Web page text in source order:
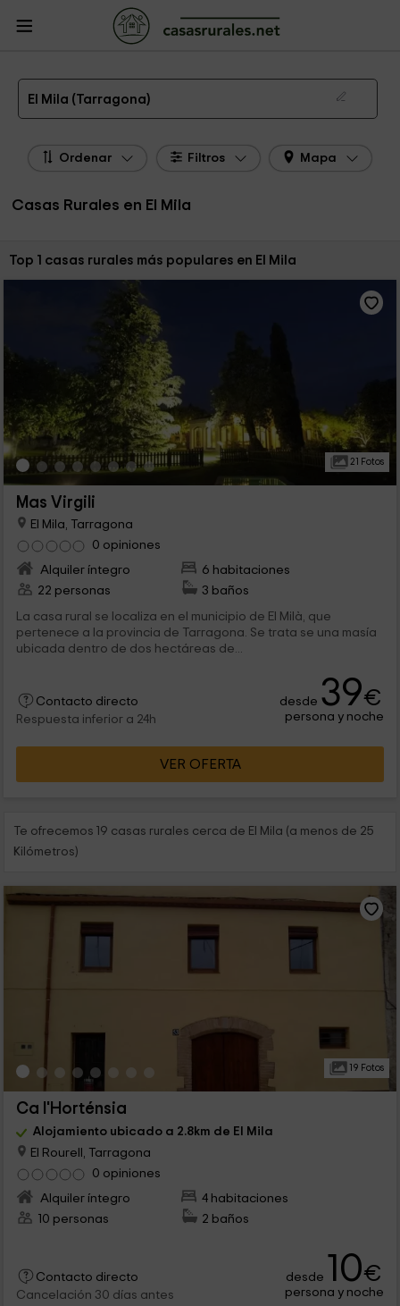
Casas Rurales
Tarragona
Casas Rurales El Mila
Las 1 mejores casas rurales en El Mila de 2026
El Mila (Tarragona)
Ordenar Filtros Mapa
Casas Rurales en El Mila
Ordenar por:
Top 1 casas rurales más populares en El Mila
21 Fotos
Mas Virgili
El Mila, Tarragona
0 opiniones
Alquiler íntegro
6 habitaciones
22 personas
3 baños
La casa rural se localiza en el municipio de El Milà, que
pertenece a la provincia de Tarragona. Se trata se una masía
ubicada dentro de dos hectáreas de...
Contacto directo
Respuesta inferior a 24h
desde 39€
persona y noche
VER OFERTA
Te ofrecemos 19 casas rurales cerca de El Mila (a menos de 25
Kilómetros)
19 Fotos
Ca l'Horténsia
Alojamiento ubicado a 2.8km de El Mila
El Rourell, Tarragona
0 opiniones
Alquiler íntegro
4 habitaciones
10 personas
2 baños
Contacto directo
Cancelación 30 días antes
desde 10€
persona y noche